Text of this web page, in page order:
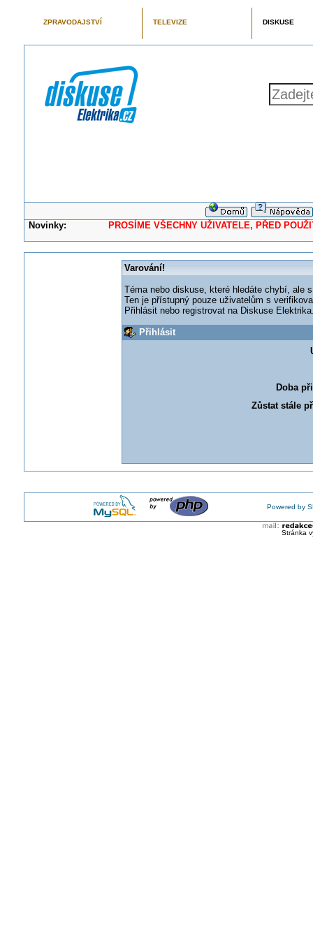
ZPRAVODAJSTVÍ TELEVIZE DISKUSE
Novinky: PROSÍME VŠECHNY UŽIVATELE, PŘED
Varování!
Téma nebo diskuse, které hledáte chybí, ale
Ten je přístupný pouze uživatelům s
Přihlásit nebo registrovat na Diskuse
Přihlásit
Doba
Zůstat stále
Powered by
Stránka